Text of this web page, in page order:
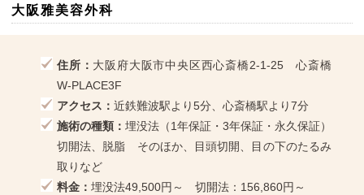
大阪雅美容外科
住所： 大阪府大阪市中央区西心斎橋2-1-25 心斎橋
W-PLACE3F
アクセス： 近鉄難波駅より5分、心斎橋駅より7分
施術の種類： 埋没法（1年保証・3年保証・永久保証）
切開法、脱脂 そのほか、目頭切開、目の下のたるみ
取りなど
料金： 埋没法49,500円～ 切開法：156,860円～